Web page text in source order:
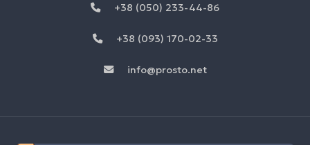
+38 (050) 233-44-86
+38 (093) 170-02-33
info@prosto.net